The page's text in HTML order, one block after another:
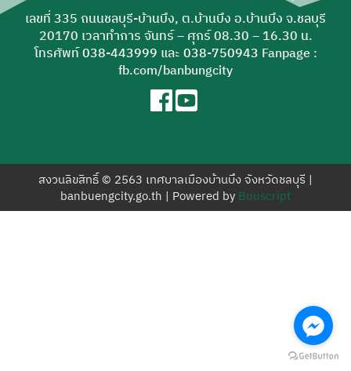
ค้นหา
สำหรับ:
เลขที่ 335 ถนนชลบุรี-บ้านบึง, ต.บ้านบึง อ.บ้านบึง จ.ชลบุรี
20170 เวลาทำการ จันทร์ – ศุกร์ 08.30 – 16.30 น.
โทรศัพท์038-443999 และ 038-750943 Fanpage :
fb.com/banbungcity
สงวนลิขสิทธิ์ © 2563 เทศบาลเมืองบ้านบึง จังหวัดชลบุรี |
banbuengcity.go.th | Powered by Buuscript